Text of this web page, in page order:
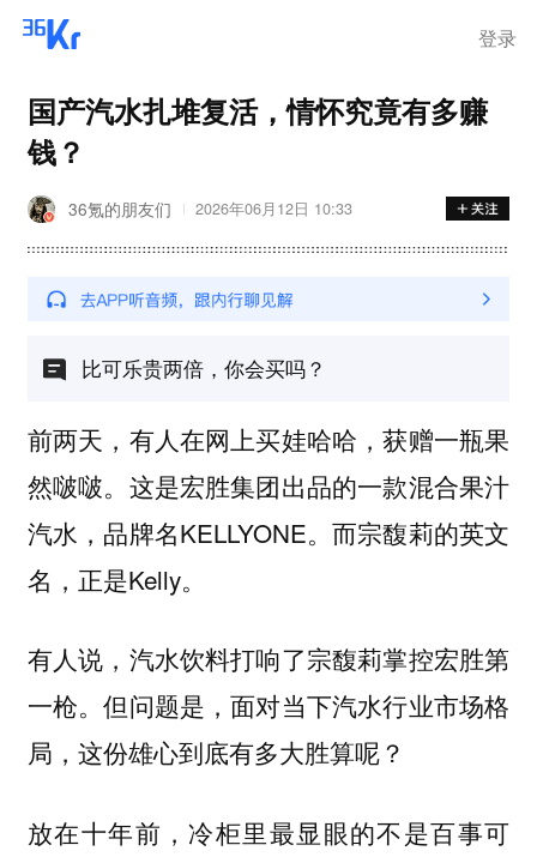
登录
国产汽水扎堆复活，情怀究竟有多赚
钱？
36氪的朋友们 2026年06月12日 10:33
比可乐贵两倍，你会买吗？
前两天，有人在网上买娃哈哈，获赠一瓶果
然啵啵。这是宏胜集团出品的一款混合果汁
汽水，品牌名KELLYONE。而宗馥莉的英文
名，正是Kelly。
有人说，汽水饮料打响了宗馥莉掌控宏胜第
一枪。但问题是，面对当下汽水行业市场格
局，这份雄心到底有多大胜算呢？
放在十年前，冷柜里最显眼的不是百事可